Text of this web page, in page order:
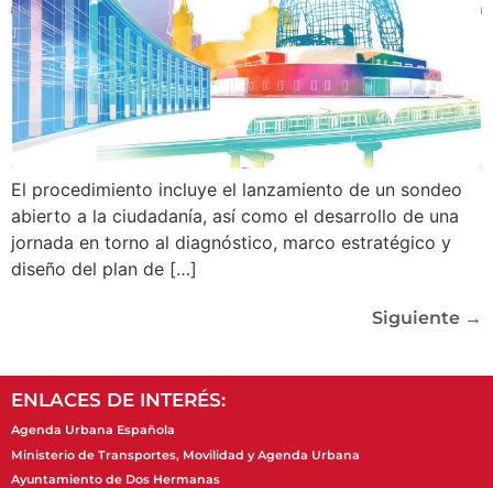
El procedimiento incluye el lanzamiento de un sondeo
abierto a la ciudadanía, así como el desarrollo de una
jornada en torno al diagnóstico, marco estratégico y
diseño del plan de […]
Siguiente →
ENLACES DE INTERÉS:
Agenda Urbana Española
Ministerio de Transportes, Movilidad y Agenda Urbana
Ayuntamiento de Dos Hermanas